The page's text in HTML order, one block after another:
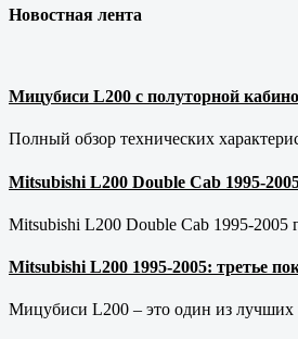
Новостная лента
Мицубиси L200 с полуторной
Полный обзор технических
Mitsubishi L200 Double Cab 1995-
Mitsubishi L200 Double Cab 1995-2005
Mitsubishi L200 1995-2005: третье
Мицубиси L200 – это один из лучших